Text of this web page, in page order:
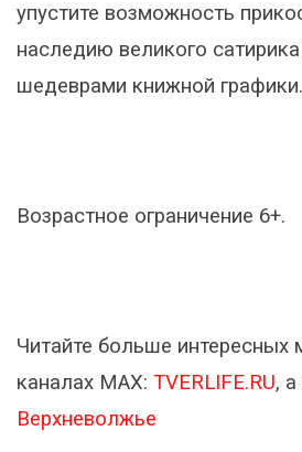
упустите возможность
наследию великого
шедеврами книжной графики.
Возрастное ограничение 6+.
Читайте больше интересных
каналах МАХ: TVERLIFE.RU,
Верхневолжье